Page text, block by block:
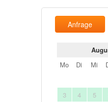
Anfrage
Mo
Di Mi
3
4 5